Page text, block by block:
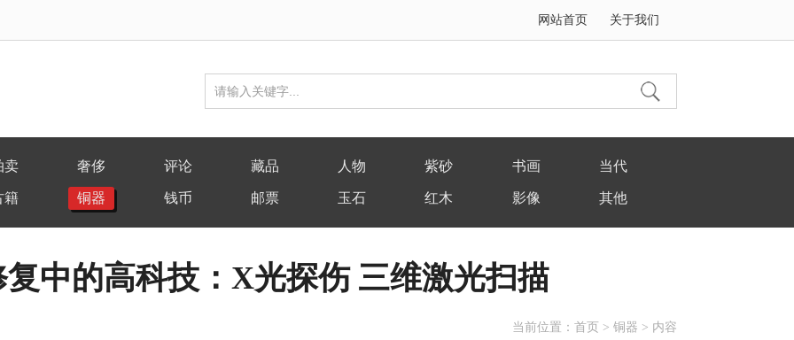
网站首页 关于我们
卖 奢侈 评论 藏品 人物 紫砂 书画 当代
籍 铜器 钱币 邮票 玉石 红木 影像 其他
中的高科技：X光探伤 三维激光扫描
当前位置： 首页 > 铜器 > 内容